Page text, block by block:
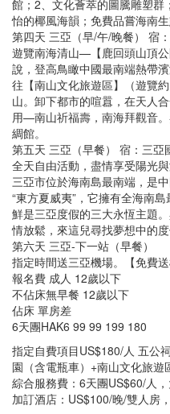
館；2、文化薈萃的圖騰雕塑
怡的椰風海韻；免費品嘗海南生
第四天 三亞（早/午/晚餐） 宿
遊覽南海清山—【鹿回頭山頂
說，登高鳥瞰中國最南端熱帶
往【南山文化旅遊區】（遊覽
山。卸下都市的喧囂，在天人
用—南山祈福壽，南海拜觀音
綢館。
第五天 三亞（早餐） 宿：三亞
全天自由活動，盡情享受陽光與
三亞市位於海南島最南端，是
“東方夏威夷”，它擁有全海南
鮮是三亞度假的三大永恆主題
情放鬆，來這兒尋找夢想中的度
第六天 三亞-下一站（早餐）
指定時間送三亞機場。【免費
報名費 成人 12歲以下
不佔床無早餐 12歲以下
佔床 單房差
6天團HAK6 99 99 199 180
指定自費項目US$180/人 五公
園（含電瓶車）+南山文化旅
綜合服務費：6天團US$60/人
加訂酒店：US$100/晚/雙人房